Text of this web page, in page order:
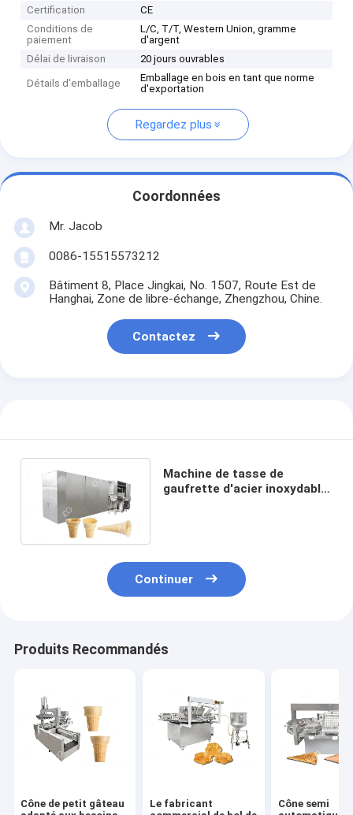
Certification
CE
Conditions de
paiement
L/C, T/T, Western Union, gramme
d'argent
Délai de livraison
20 jours ouvrables
Détails d'emballage
Emballage en bois en tant que norme
d'exportation
Regardez plus
Coordonnées
Mr. Jacob
0086-15515573212
Bâtiment 8, Place Jingkai, No. 1507, Route Est de
Hanghai, Zone de libre-échange, Zhengzhou, Chine.
Contactez
Machine de tasse de
gaufrette d'acier inoxydable,
Continuer
Produits Recommandés
Cône de petit gâteau
Le fabricant
Cône semi